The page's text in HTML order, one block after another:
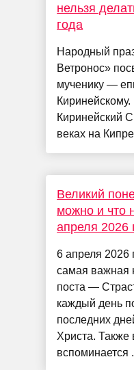
нельзя
года
Народный
Ветронос»
мученику —
Киринейский
веках на
Великий
можно и что
апреля 2026
6 апреля 2026
самая важная
поста —
каждый день
последних
Христа. Также
вспоминается